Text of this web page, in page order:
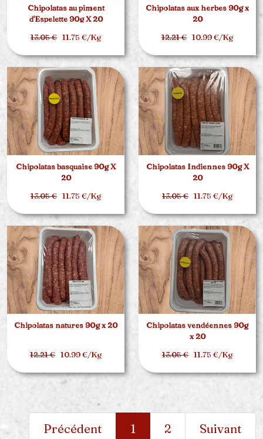
Chipolatas au piment
d'Espelette 90g X 20
13.05 € 11.75 €/Kg
Chipolatas aux herbes 90g x
20
12.21 € 10.99 €/Kg
Chipolatas basquaise 90g X
20
13.05 € 11.75 €/Kg
Chipolatas Indiennes 90g X
20
13.05 € 11.75 €/Kg
Chipolatas natures 90g x 20
12.21 € 10.99 €/Kg
Chipolatas vendéennes 90g
x 20
13.05 € 11.75 €/Kg
Précédent 1 2 Suivant